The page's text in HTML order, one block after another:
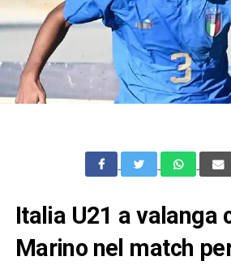
Italia U21 a valanga
Marino nel match